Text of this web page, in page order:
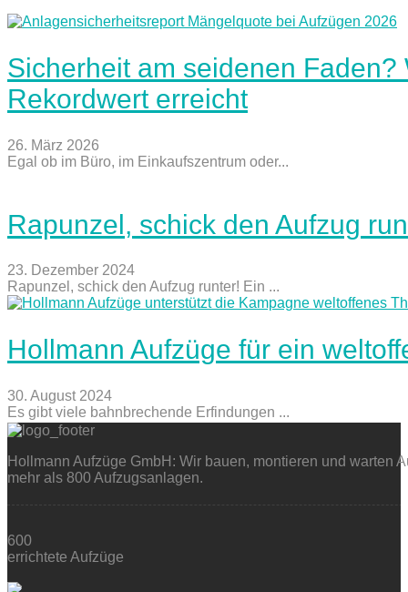
Sicherheit am seidenen
Rekordwert erreicht
26. März 2026
Egal ob im Büro, im Einkaufszentrum oder...
Rapunzel, schick den Aufzug
23. Dezember 2024
Rapunzel, schick den Aufzug runter! Ein ...
Hollmann Aufzüge für ein
30. August 2024
Es gibt viele bahnbrechende Erfindungen ...
Hollmann Aufzüge GmbH: Wir bauen, montieren und warten
mehr als 800 Aufzugsanlagen.
600
errichtete Aufzüge